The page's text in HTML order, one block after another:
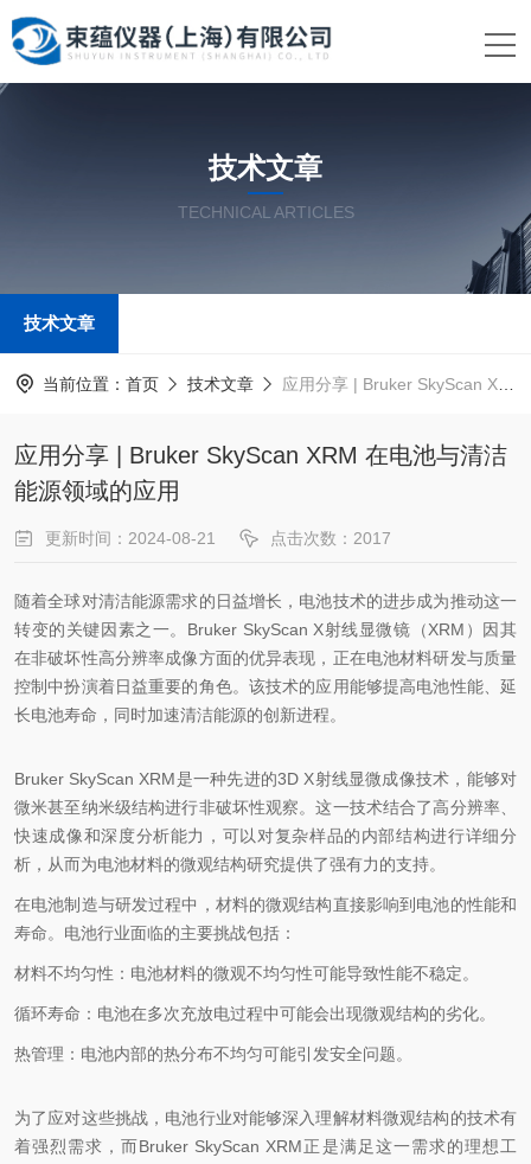
技术文章
TECHNICAL ARTICLES
技术文章
当前位置： 首页 技术文章 应用分享 | Bruker SkyScan XRM 在电池与清洁能源领域的应用
应用分享 | Bruker SkyScan XRM 在电池与清洁
能源领域的应用
更新时间：2024-08-21 点击次数：2017
随着全球对清洁能源需求的日益增长，电池技术的进步成为推动这一
转变的关键因素之一。Bruker SkyScan X射线显微镜（XRM）因其
在非破坏性高分辨率成像方面的优异表现，正在电池材料研发与质量
控制中扮演着日益重要的角色。该技术的应用能够提高电池性能、延
长电池寿命，同时加速清洁能源的创新进程。
Bruker SkyScan XRM是一种先进的3D X射线显微成像技术，能够对
微米甚至纳米级结构进行非破坏性观察。这一技术结合了高分辨率、
快速成像和深度分析能力，可以对复杂样品的内部结构进行详细分
析，从而为电池材料的微观结构研究提供了强有力的支持。
在电池制造与研发过程中，材料的微观结构直接影响到电池的性能和
寿命。电池行业面临的主要挑战包括：
材料不均匀性：电池材料的微观不均匀性可能导致性能不稳定。
循环寿命：电池在多次充放电过程中可能会出现微观结构的劣化。
热管理：电池内部的热分布不均匀可能引发安全问题。
为了应对这些挑战，电池行业对能够深入理解材料微观结构的技术有
着强烈需求，而Bruker SkyScan XRM正是满足这一需求的理想工